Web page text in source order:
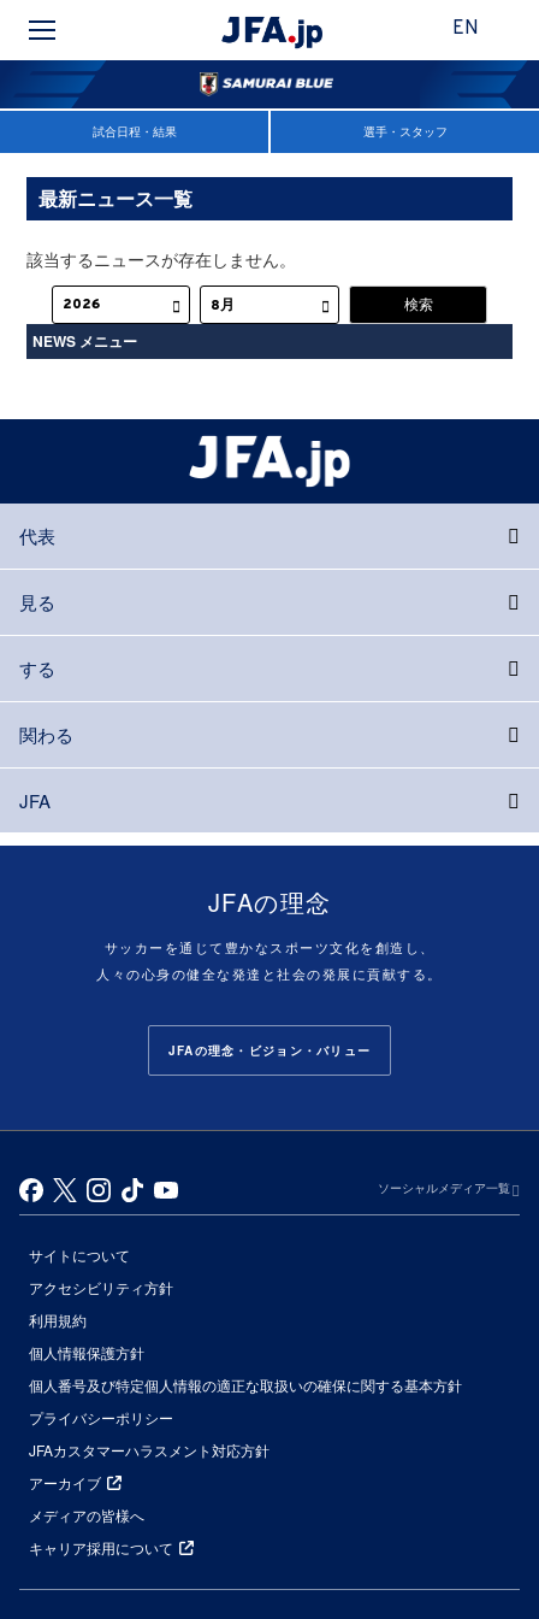
EN
試合日程・結果 選手・スタッフ
最新ニュース一覧
該当するニュースが存在しません。
NEWS メニュー
代表
見る
する
関わる
JFA
JFAの理念
サッカーを通じて豊かなスポーツ文化を創造し、
人々の心身の健全な発達と社会の発展に貢献する。
JFAの理念・ビジョン・バリュー
ソーシャルメディア一覧
サイトについて
アクセシビリティ方針
利用規約
個人情報保護方針
個人番号及び特定個人情報の適正な取扱いの確保に関する基本方針
プライバシーポリシー
JFAカスタマーハラスメント対応方針
アーカイブ
メディアの皆様へ
キャリア採用について